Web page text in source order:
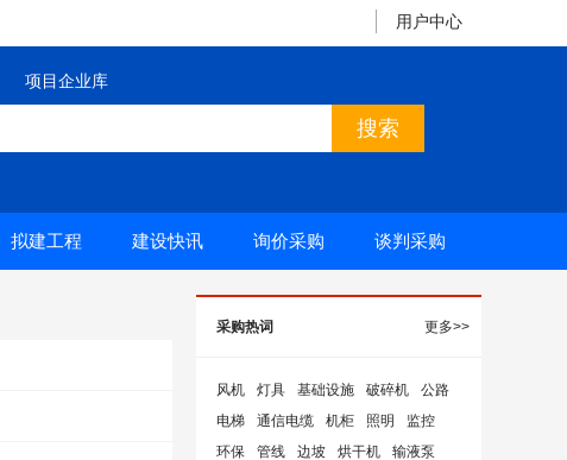
用户中心
项目企业库
拟建工程 建设快讯 询价采购 谈判采购
采购热词 更多>>
风机 灯具 基础设施 破碎机
公路
电梯
通信电缆 机柜 照明
监控
环保
管线 边坡 烘干机
输液泵